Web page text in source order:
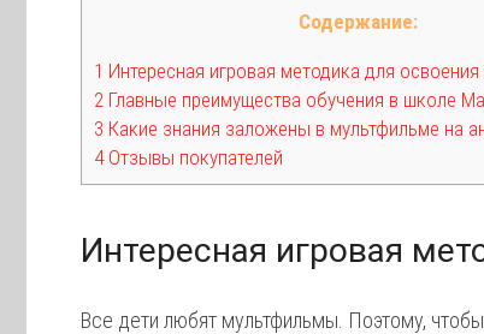
Содержание:
1 Интересная игровая методика для освоения
2 Главные преимущества обучения в школе
3 Какие знания заложены в мультфильме на
4 Отзывы покупателей
Интересная игровая
Все дети любят мультфильмы. Поэтому,